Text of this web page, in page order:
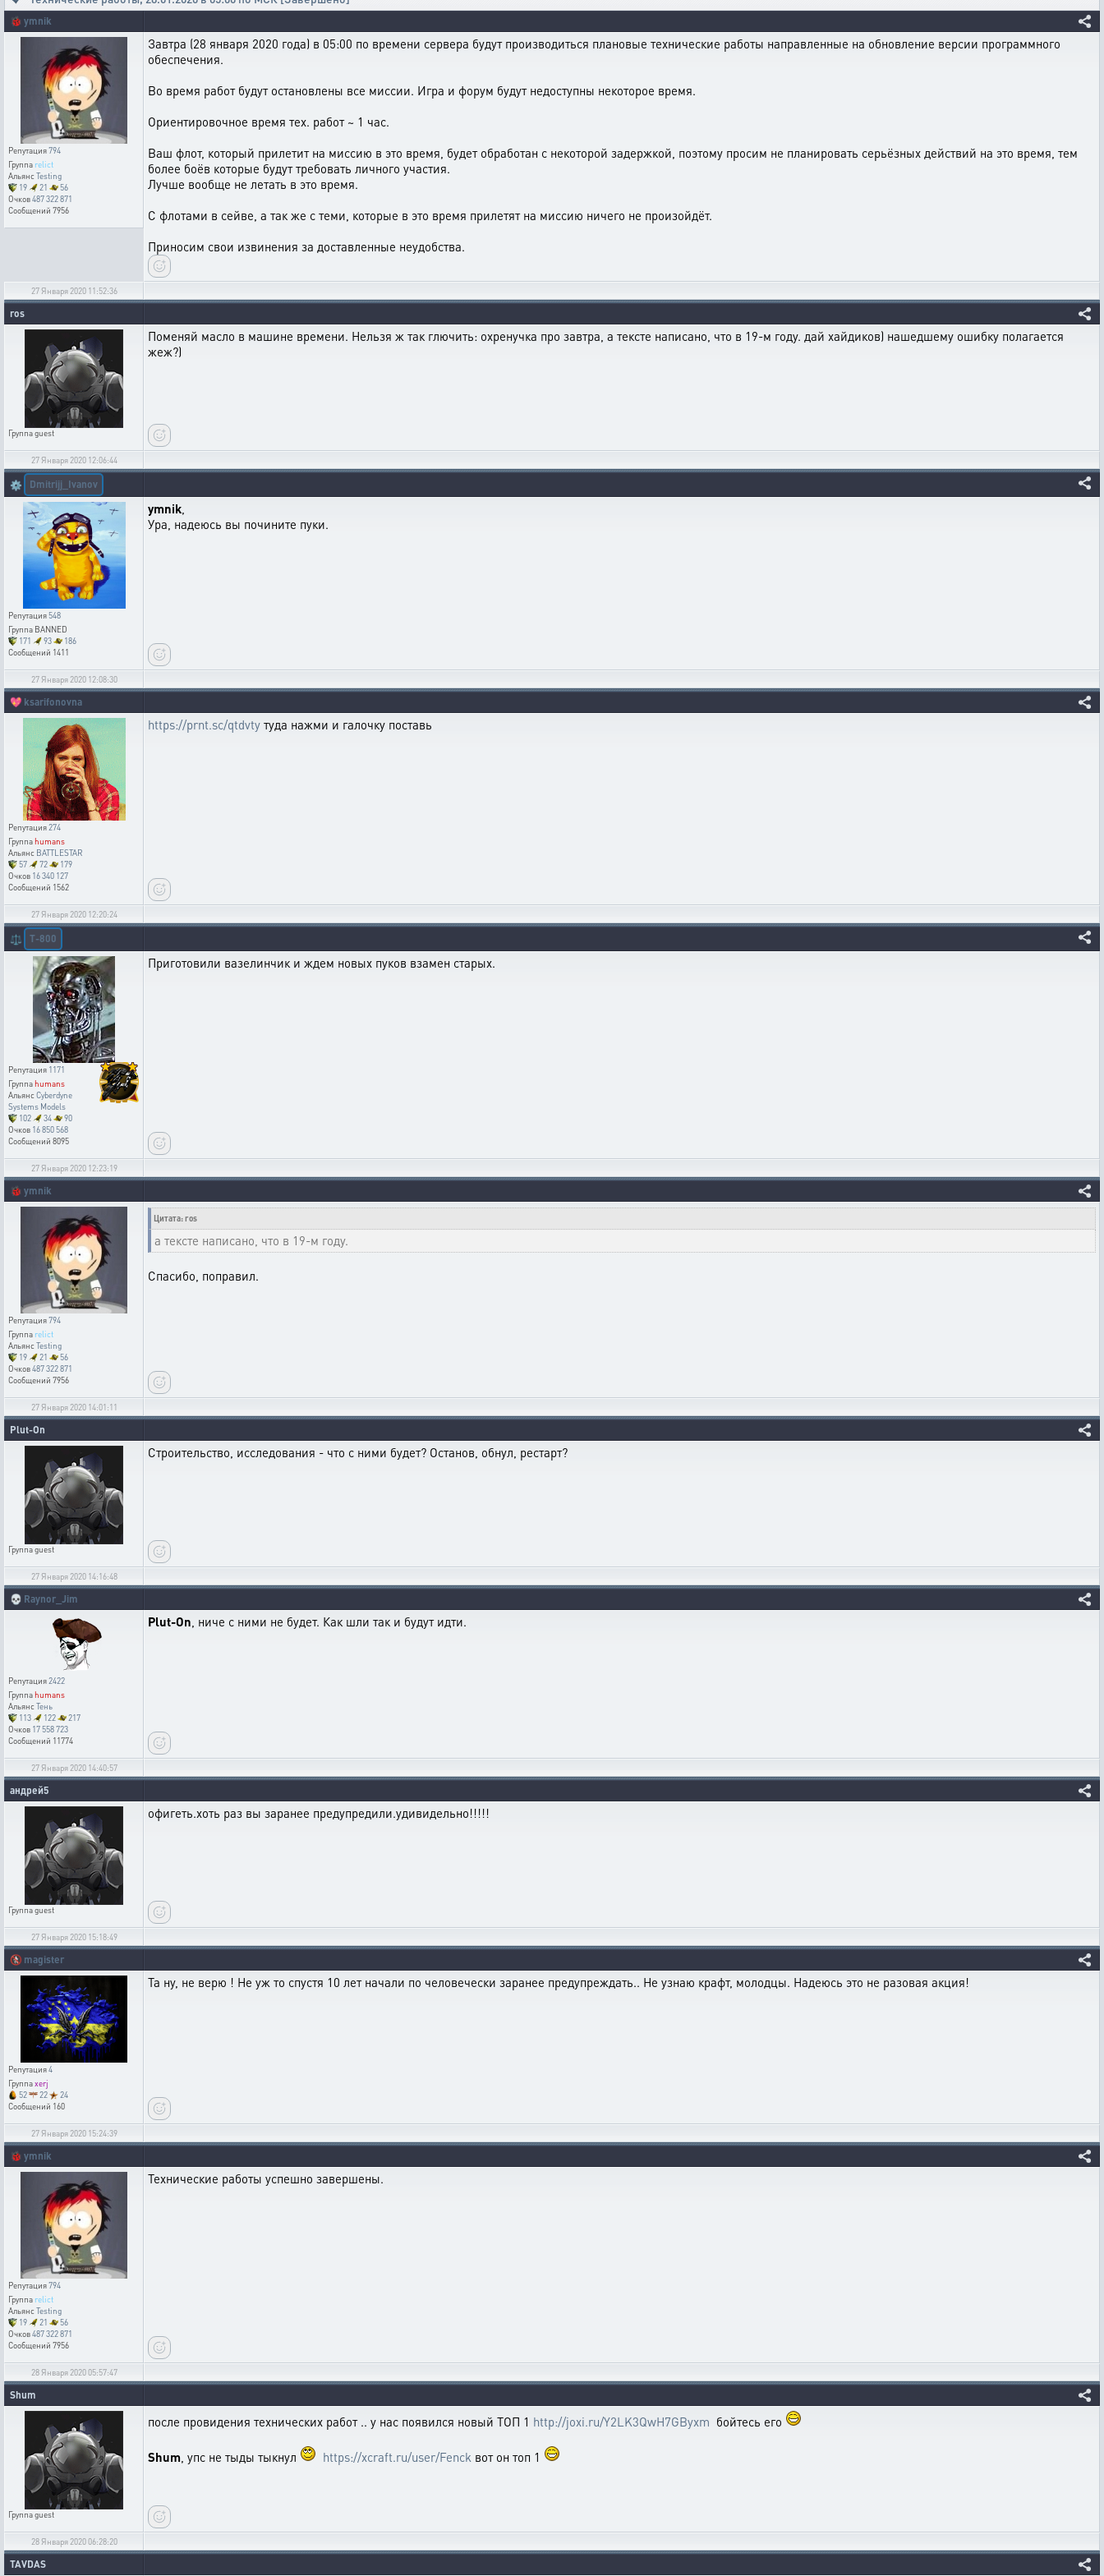
🐞 ymnik
Репутация794
Группа relict
АльянсTesting
19
21
56
Очков487 322 871
Сообщений 7956
Завтра (28 января 2020 года) в 05:00 по времени сервера будут производиться плановые технические работы направленные на обновление версии программного
обеспечения.
Во время работ будут остановлены все миссии. Игра и форум будут недоступны некоторое время.
Ориентировочное время тех. работ ~ 1 час.
Ваш флот, который прилетит на миссию в это время, будет обработан с некоторой задержкой, поэтому просим не планировать серьёзных действий на это время, тем
более боёв которые будут требовать личного участия.
Лучше вообще не летать в это время.
С флотами в сейве, а так же с теми, которые в это время прилетят на миссию ничего не произойдёт.
Приносим свои извинения за доставленные неудобства.
27 Января 2020 11:52:36
ros
Группаguest
Поменяй масло в машине времени. Нельзя ж так глючить: охренучка про завтра, а тексте написано, что в 19-м году. дай хайдиков) нашедшему ошибку полагается
жеж?)
27 Января 2020 12:06:44
⚙️ Dmitrijj_Ivanov
Репутация 548
Группа BANNED
171
93
186
Сообщений 1411
ymnik,
Ура, надеюсь вы почините пуки.
27 Января 2020 12:08:30
💖 ksarifonovna
Репутация274
Группаhumans
Альянс BATTLESTAR
57
72
179
Очков 16 340 127
Сообщений 1562
https://prnt.sc/qtdvty туда нажми и галочку поставь
27 Января 2020 12:20:24
⚖️ T-800
Репутация 1171
Группаhumans
АльянсCyberdyne
Systems Models
102
34
90
Очков 16 850 568
Сообщений 8095
Приготовили вазелинчик и ждем новых пуков взамен старых.
27 Января 2020 12:23:19
🐞 ymnik
Репутация794
Группа relict
АльянсTesting
19
21
56
Очков487 322 871
Сообщений 7956
Цитата: ros
а тексте написано, что в 19-м году.
Спасибо, поправил.
27 Января 2020 14:01:11
Plut-On
Группаguest
Строительство, исследования - что с ними будет? Останов, обнул, рестарт?
27 Января 2020 14:16:48
💀 Raynor_Jim
Репутация2422
Группаhumans
АльянсТень
113
122
217
Очков 17 558 723
Сообщений 11774
Plut-On, ниче с ними не будет. Как шли так и будут идти.
27 Января 2020 14:40:57
андрей5
Группаguest
офигеть.хоть раз вы заранее предупредили.удивидельно!!!!!
27 Января 2020 15:18:49
🚷 magister
Репутация4
Группаxerj
52
22
24
Сообщений 160
Та ну, не верю ! Не уж то спустя 10 лет начали по человечески заранее предупреждать.. Не узнаю крафт, молодцы. Надеюсь это не разовая акция!
27 Января 2020 15:24:39
🐞 ymnik
Репутация794
Группа relict
АльянсTesting
19
21
56
Очков487 322 871
Сообщений 7956
Технические работы успешно завершены.
28 Января 2020 05:57:47
Shum
Группаguest
после провидения технических работ .. у нас появился новый ТОП 1 http://joxi.ru/Y2LK3QwH7GByxm бойтесь его
Shum, упс не тыды тыкнул https://xcraft.ru/user/Fenck вот он топ 1
28 Января 2020 06:28:20
TAVDAS